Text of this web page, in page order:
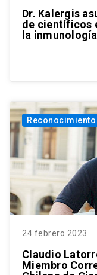
Dr. Kalergis
de científicos
la inmunología
Reconocimiento
24 febrero 2023
Claudio
Miembro